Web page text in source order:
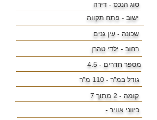
סוג הנכס - דירה
ישוב - פתח תקווה
שכונה - עין גנים
רחוב - ילדי טהרן
מספר חדרים - 4.5
גודל במ"ר -
קומה - 2 מתוך 7
כיווני אוויר -